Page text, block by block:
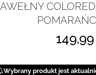
149,99
Wybrany produkt jest